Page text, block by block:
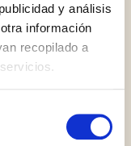
y análisis
información
recopilado a